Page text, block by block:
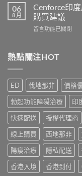
5
款
門
保
真
實
比
較
與
選
購
指
南〉
中
有
哪
些？
Cialis
副
完
整
說
明
與
安
全
服
用
指
南〉
悍
馬
糖
效
相：
用
家
實
測
與
正
貨
購
買
指
南〉
06
8 月
Cenforce印
購買建議
在
度
威
鋼
評
價：
香
港
用
家
真
實
服
用
留言功能已關閉
熱點關注HOT
ED 伐地那非 價格
勃起功能障礙治療
印
快速配送
授權代理商
線上購買
西地那非
陽痿治療
隱私配送
香港入境
香港到付